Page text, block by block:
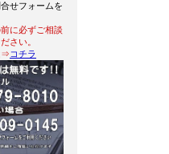
せフォームを
に必ずご相談
さい。
⇒ コチラ